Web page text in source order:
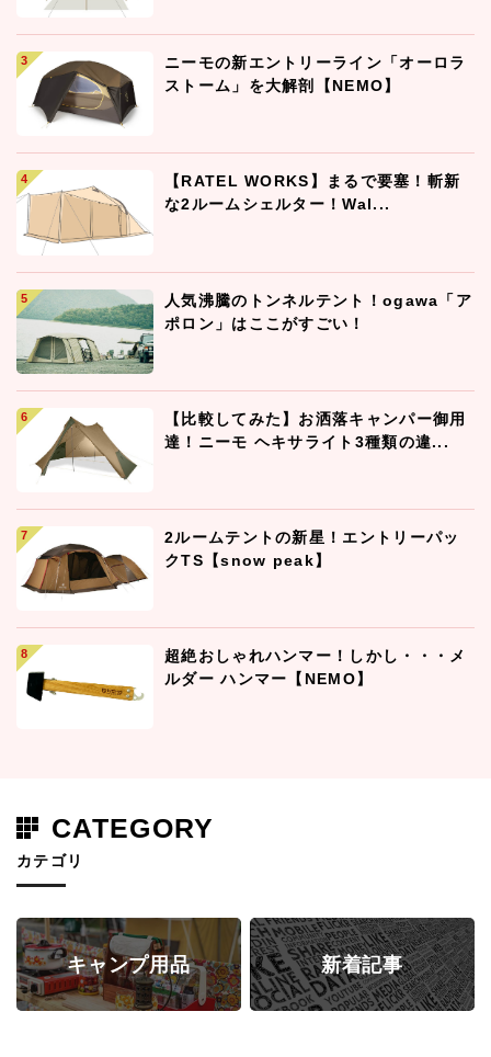
ニーモの新エントリーライン「オーロラ
ストーム」を大解剖【NEMO】
【RATEL WORKS】まるで要塞！斬新
な2ルームシェルター！Wal...
人気沸騰のトンネルテント！ogawa「ア
ポロン」はここがすごい！
【比較してみた】お洒落キャンパー御用
達！ニーモ ヘキサライト3種類の違...
2ルームテントの新星！エントリーパッ
クTS【snow peak】
超絶おしゃれハンマー！しかし・・・メ
ルダー ハンマー【NEMO】
CATEGORY
カテゴリ
キャンプ用品 新着記事